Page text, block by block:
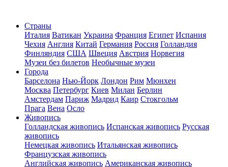
Страны
Италия Ватикан Украина Франция Египет Испания
Чехия Англия Китай Германия Россия Голландия
Финляндия США Швеция Австрия Норвегия
Музеи без билетов Необычные музеи
Города
Барселона Нью-Йорк Лондон Рим Мюнхен
Москва Петербург Киев Милан Берлин
Амстердам Париж Мадрид Каир Стокгольм
Прага Вена Осло
Живопись
Голландская живопись Испанская живопись Русская
живопись
Немецкая живопись Итальянская живопись
Французская живопись
Английская живопись Американская живопись